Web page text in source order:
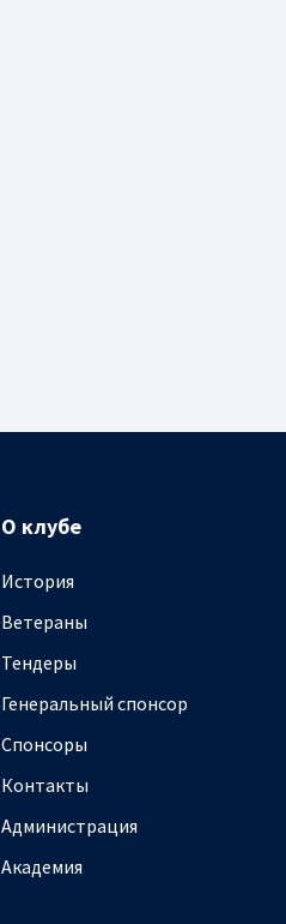
О клубе
История
Ветераны
Тендеры
Генеральный спонсор
Спонсоры
Контакты
Администрация
Академия